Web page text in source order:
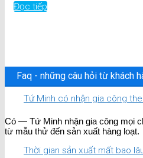
Đọc tiếp
Faq - những câu hỏi từ khách
Tứ Minh có nhận gia công
Có — Tứ Minh nhận gia công mọi
từ mẫu thử đến sản xuất hàng loạt.
Thời gian sản xuất mất bao